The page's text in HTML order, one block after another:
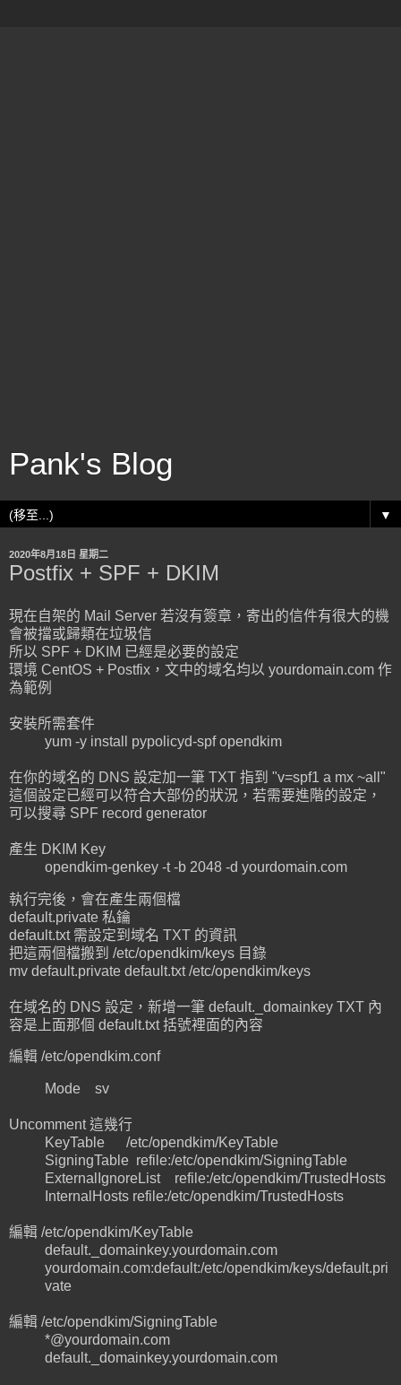
Pank's Blog
▼
2020年8月18日 星期二
Postfix + SPF + DKIM
現在自架的 Mail Server 若沒有簽章，寄出的信件有很大的機
會被擋或歸類在垃圾信
所以 SPF + DKIM 已經是必要的設定
環境 CentOS + Postfix，文中的域名均以 yourdomain.com 作
為範例
安裝所需套件
yum -y install pypolicyd-spf opendkim
在你的域名的 DNS 設定加一筆 TXT 指到 "v=spf1 a mx ~all"
這個設定已經可以符合大部份的狀況，若需要進階的設定，
可以搜尋 SPF record generator
產生 DKIM Key
opendkim-genkey -t -b 2048 -d yourdomain.com
執行完後，會在產生兩個檔
default.private 私鑰
default.txt 需設定到域名 TXT 的資訊
把這兩個檔搬到 /etc/opendkim/keys 目錄
mv default.private default.txt /etc/opendkim/keys
在域名的 DNS 設定，新增一筆 default._domainkey TXT 內
容是上面那個 default.txt 括號裡面的內容
編輯 /etc/opendkim.conf
Mode sv
Uncomment 這幾行
KeyTable /etc/opendkim/KeyTable
SigningTable refile:/etc/opendkim/SigningTable
ExternalIgnoreList refile:/etc/opendkim/TrustedHosts
InternalHosts refile:/etc/opendkim/TrustedHosts
編輯 /etc/opendkim/KeyTable
default._domainkey.yourdomain.com
yourdomain.com:default:/etc/opendkim/keys/default.pri
vate
編輯 /etc/opendkim/SigningTable
*@yourdomain.com
default._domainkey.yourdomain.com